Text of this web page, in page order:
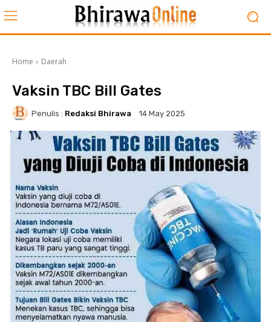
Home Daerah
Vaksin TBC Bill Gates
Penulis : Redaksi Bhirawa 14 May 2025